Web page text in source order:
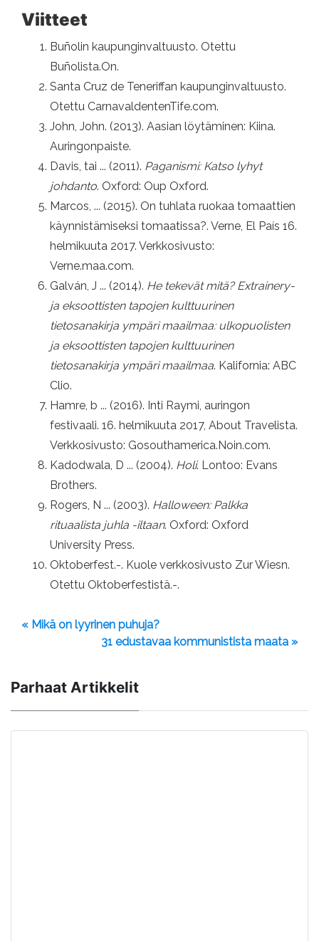
Viitteet
Buñolin kaupunginvaltuusto. Otettu
Buñolista.On.
Santa Cruz de Teneriffan kaupunginvaltuusto.
Otettu CarnavaldentenTife.com.
John, John. (2013). Aasian löytäminen: Kiina.
Auringonpaiste.
Davis, tai ... (2011). Paganismi: Katso lyhyt
johdanto. Oxford: Oup Oxford.
Marcos, ... (2015). On tuhlata ruokaa tomaattien
käynnistämiseksi tomaatissa?. Verne, El País 16.
helmikuuta 2017. Verkkosivusto:
Verne.maa.com.
Galván, J ... (2014). He tekevät mitä? Extrainery-
ja eksoottisten tapojen kulttuurinen
tietosanakirja ympäri maailmaa: ulkopuolisten
ja eksoottisten tapojen kulttuurinen
tietosanakirja ympäri maailmaa. Kalifornia: ABC
Clio.
Hamre, b ... (2016). Inti Raymi, auringon
festivaali. 16. helmikuuta 2017, About Travelista.
Verkkosivusto: Gosouthamerica.Noin.com.
Kadodwala, D ... (2004). Holi. Lontoo: Evans
Brothers.
Rogers, N ... (2003). Halloween: Palkka
rituaalista juhla -iltaan. Oxford: Oxford
University Press.
Oktoberfest.-. Kuole verkkosivusto Zur Wiesn.
Otettu Oktoberfestistä.-.
« Mikä on lyyrinen puhuja?
31 edustavaa kommunistista maata »
Parhaat Artikkelit